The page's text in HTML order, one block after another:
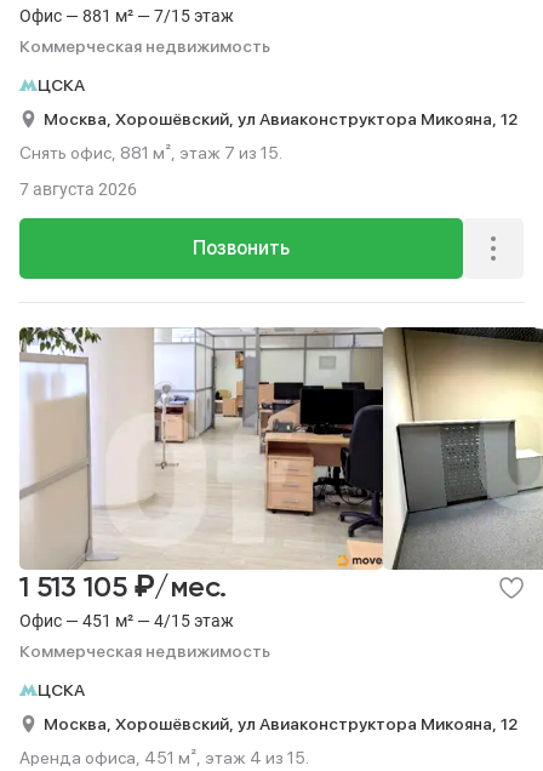
Офис — 881 м² — 7/15 этаж
Коммерческая недвижимость
ЦСКА
Москва, Хорошёвский, ул Авиаконструктора Микояна, 12
Снять офис, 881 м², этаж 7 из 15.
Позвонить
7 августа 2026
Офис — 451 м² — 4/15 этаж
Коммерческая недвижимость
1 513 105 ₽/мес.
ЦСКА
Москва, Хорошёвский, ул Авиаконструктора Микояна, 12
Аренда офиса, 451 м², этаж 4 из 15.